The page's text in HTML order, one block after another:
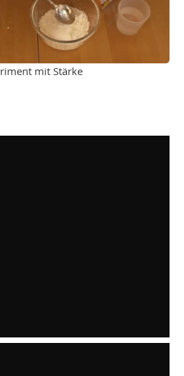
mit Stärke